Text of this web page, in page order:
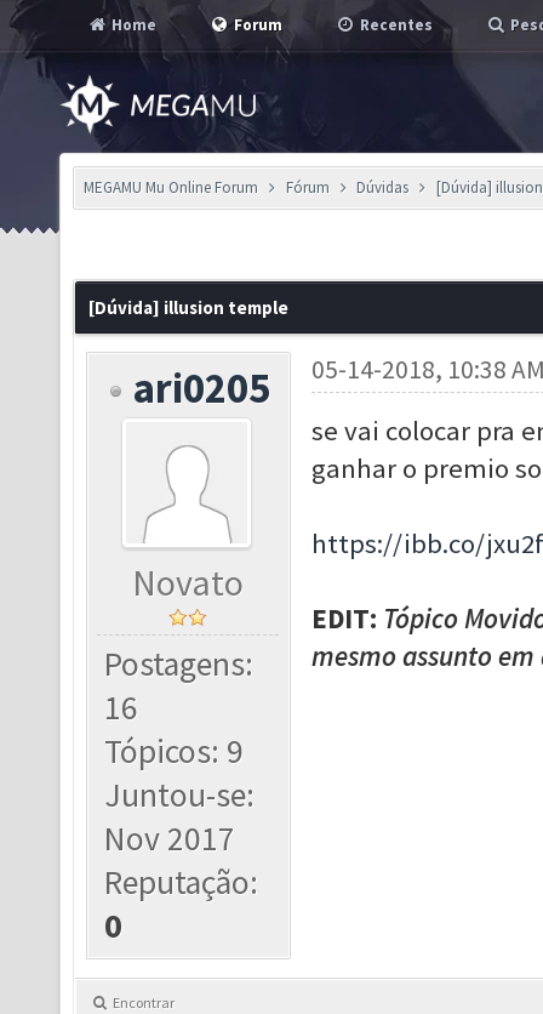
Home Forum Recentes
MEGAMU Mu Online Forum Fórum Dúvidas [Dúvida]
[Dúvida] illusion temple
ari0205
Novato
Postagens:
16
Tópicos: 9
Juntou-se:
Nov 2017
Reputação:
0
05-14-2018, 10:38
se vai colocar pra
ganhar o premio
https://ibb.co/
EDIT: Tópico
mesmo assunto
Encontrar